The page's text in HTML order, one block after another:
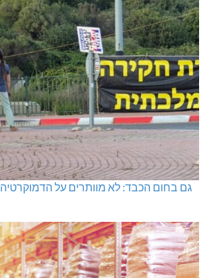
גם בחום הכבד: לא מוותרים על הדמוקרטיה